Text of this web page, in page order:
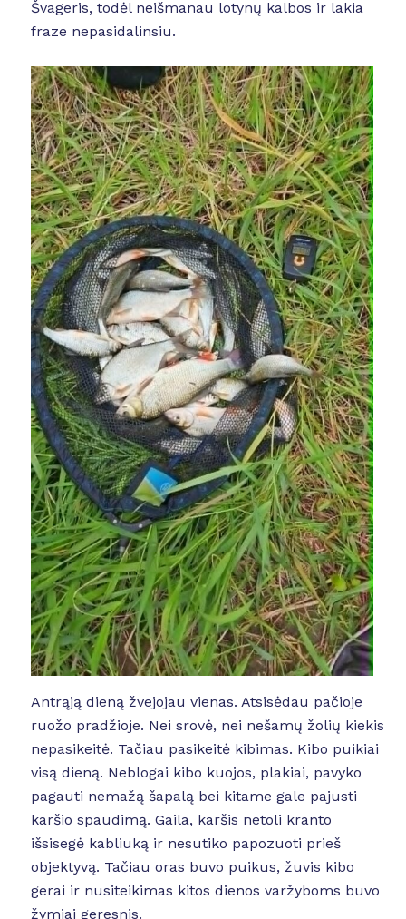
Švageris, todėl neišmanau lotynų kalbos ir lakia
fraze nepasidalinsiu.
Antrąją dieną žvejojau vienas. Atsisėdau pačioje
ruožo pradžioje. Nei srovė, nei nešamų žolių kiekis
nepasikeitė. Tačiau pasikeitė kibimas. Kibo puikiai
visą dieną. Neblogai kibo kuojos, plakiai, pavyko
pagauti nemažą šapalą bei kitame gale pajusti
karšio spaudimą. Gaila, karšis netoli kranto
išsisegė kabliuką ir nesutiko papozuoti prieš
objektyvą. Tačiau oras buvo puikus, žuvis kibo
gerai ir nusiteikimas kitos dienos varžyboms buvo
žymiai geresnis.